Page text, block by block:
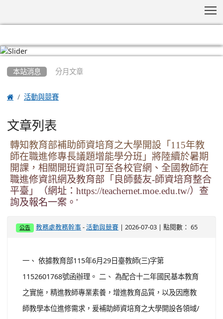
本站消息 分月文章
 活動與競賽
文章列表
轉知教育部補助師資培育之大學開設「115年教
師在職進修專長議題增能學分班」將陸續於暑期
開課，相關開班資訊可至各校官網、全國教師在
職進修資訊網及教育部「良師藝友-師資培育整合
平臺」（網址：https://teachernet.moe.edu.tw/）查
詢及報名一案。'
公告 教務處教務幹事 -活動與競賽 | 2026-07-03 | 點閱數： 65
一、 依據教育部115年6月29日臺教師(三)字第
1152601768號函辦理。 二、 為配合十二年國民基本教育
之實施，精進教師專業素養，增進教育品質，以及因應教
師教學本位進修需求，爰補助師資培育之大學開設各領域/